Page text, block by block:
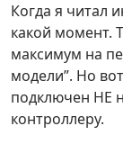
Когда я читал
какой момент.
максимум на
модели”. Но
подключен НЕ
контроллеру.